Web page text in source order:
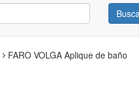
FARO VOLGA Aplique de baño